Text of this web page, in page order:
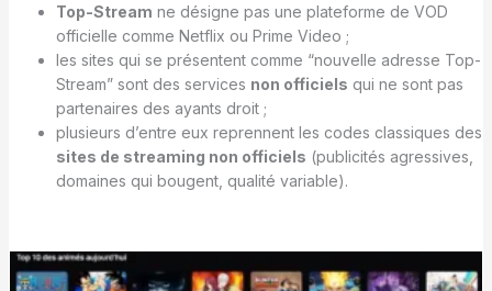
Top-Stream ne désigne pas une plateforme de VOD
officielle comme Netflix ou Prime Video ;
les sites qui se présentent comme “nouvelle adresse Top-
Stream” sont des services non officiels qui ne sont pas
partenaires des ayants droit ;
plusieurs d’entre eux reprennent les codes classiques des
sites de streaming non officiels (publicités agressives,
domaines qui bougent, qualité variable).